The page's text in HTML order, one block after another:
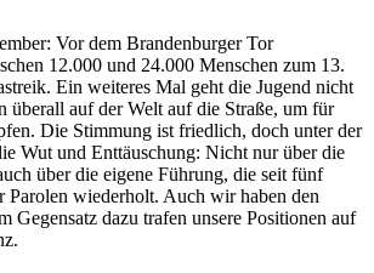
Vor dem Brandenburger Tor
12.000 und 24.000 Menschen zum 13.
Ein weiteres Mal geht die Jugend nicht
überall auf der Welt auf die Straße, um für
Die Stimmung ist friedlich, doch unter der
Wut und Enttäuschung: Nicht nur über die
über die eigene Führung, die seit fünf
Parolen wiederholt. Auch wir haben den
Gegensatz dazu trafen unsere Positionen auf